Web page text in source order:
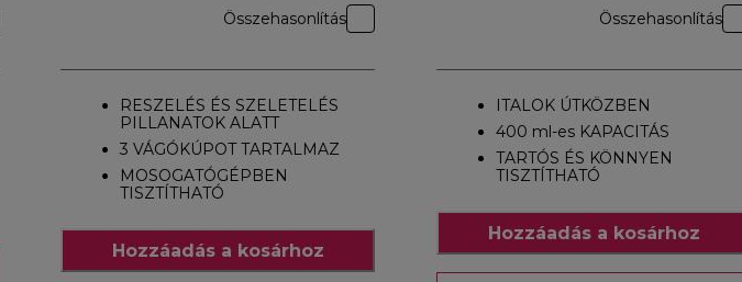
Összehasonlítás
RESZELÉS ÉS SZELETELÉS
PILLANATOK ALATT
3 VÁGÓKÚPOT TARTALMAZ
MOSOGATÓGÉPBEN
TISZTÍTHATÓ
Hozzáadás a kosárhoz
Összehasonlítás
ITALOK ÚTKÖZBEN
400 ml-es KAPACITÁS
TARTÓS ÉS KÖNNYEN
TISZTÍTHATÓ
Hozzáadás a kosárhoz